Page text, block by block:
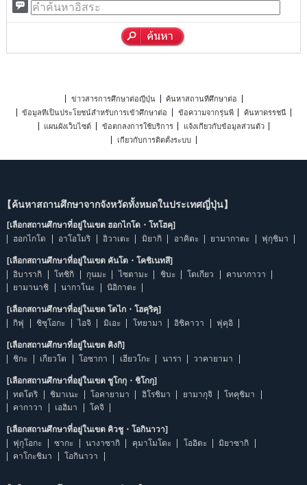
ข่าวสารการศึกษาต่อญี่ปุ่น
ค้นหาสถานที่ศึกษาต่อ
ข้อมูลที่เป็นประโยชน์สำหรับการเข้าศึกษาต่อ
ข้อความจากรุ่นพี่
ค้นหาดรรชนี
แผนผังเว็บไซต์
ข้อตกลงการใช้บริการ
แจ้งเกี่ยวกับข้อมูลส่วนตัว
เกี่ยวกับการติดตั้งระบบ
【ค้นหาสถานศึกษาจากจังหวัดทั้งหมดในประเทศญี่ปุ่น】
[เลือกสถานศึกษาที่อยู่ในเขต ฮอกไกโด・โทโฮคุ]
ฮอกไกโด
อาโอโมริ อิวาเตะ มิยากิ อาคิตะ ยามากาตะ ฟุกุชิมา
[เลือกสถานศึกษาที่อยู่ในเขต คันโต・โคชิเนทสึ]
อิบารากิ
โทชิกิ กุนมะ ไซตามะ ชิบะ โตเกียว
คานากาวา
ยามานาชิ
นากาโนะ นิอิกาตะ
[เลือกสถานศึกษาที่อยู่ในเขต โตไก・โฮคุริคุ]
กิฟุ
ชิซุโอกะ ไอจิ มิเอะ โทยามา อิชิคาวา ฟุคุอิ
[เลือกสถานศึกษาที่อยู่ในเขต คิงกิ]
ชิกะ
เกียวโต โอซากา เฮียวโกะ นารา วาคายามา
[เลือกสถานศึกษาที่อยู่ในเขต ชูโกกุ・ชิโกกุ]
ทตโตริ
ชิมาเนะ โอคายามา ฮิโรชิมา ยามากุจิ
โทคุชิมา
คากาวา
เอฮิมา โคจิ
[เลือกสถานศึกษาที่อยู่ในเขต คิวชู・โอกินาวา]
ฟุกุโอกะ
ซากะ นางาซากิ คุมาโมโตะ โออิตะ
มิยาซากิ
คาโกะชิมา
โอกินาวา